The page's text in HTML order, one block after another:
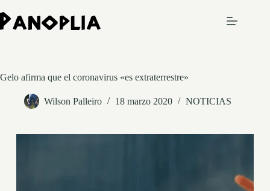
al
contenido
Gelo afirma que el coronavirus «es extraterrestre»
Wilson Palleiro 18 marzo 2020 NOTICIAS